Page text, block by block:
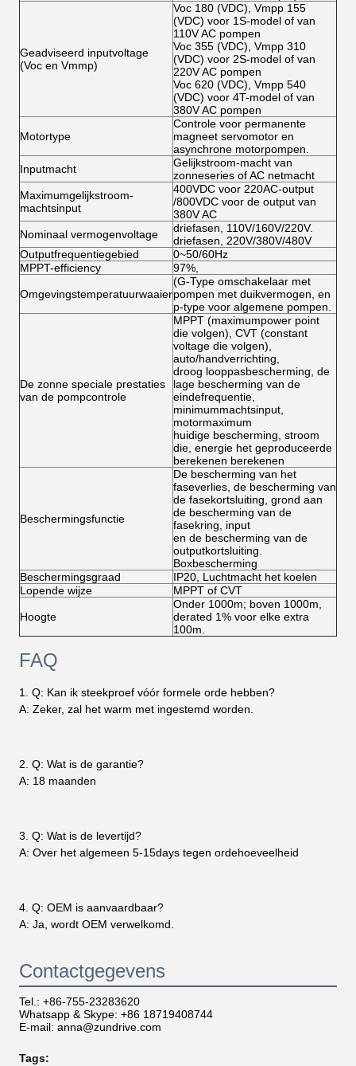
Geadviseerd inputvoltage
(Voc en Vmmp)
Voc 180 (VDC), Vmpp 155
(VDC) voor 1S-model of van
110V AC pompen
Voc 355 (VDC), Vmpp 310
(VDC) voor 2S-model of van
220V AC pompen
Voc 620 (VDC), Vmpp 540
(VDC) voor 4T-model of van
380V AC pompen
Motortype
Controle voor permanente
magneet servomotor en
asynchrone motorpompen.
Inputmacht
Gelijkstroom-macht van
zonneseries of AC netmacht
Maximumgelijkstroom-
machtsinput
400VDC voor 220AC-output
/800VDC voor de output van
380V AC
Nominaal vermogenvoltage
driefasen, 110V/160V/220V.
driefasen, 220V/380V/480V
Outputfrequentiegebied
0~50/60Hz
MPPT-efficiency
97%,
Omgevingstemperatuurwaaier
(G-Type omschakelaar met
pompen met duikvermogen, en
p-type voor algemene pompen.
De zonne speciale prestaties
van de pompcontrole
MPPT (maximumpower point
die volgen), CVT (constant
voltage die volgen),
auto/handverrichting,
droog looppasbescherming, de
lage bescherming van de
eindefrequentie,
minimummachtsinput,
motormaximum
huidige bescherming, stroom
die, energie het geproduceerde
berekenen berekenen
Beschermingsfunctie
De bescherming van het
faseverlies, de bescherming van
de fasekortsluiting, grond aan
de bescherming van de
fasekring, input
en de bescherming van de
outputkortsluiting.
Boxbescherming
Beschermingsgraad
IP20, Luchtmacht het koelen
Lopende wijze
MPPT of CVT
Hoogte
Onder 1000m; boven 1000m,
derated 1% voor elke extra
100m.
FAQ
1. Q: Kan ik steekproef vóór formele orde hebben?
A: Zeker, zal het warm met ingestemd worden.
2. Q: Wat is de garantie?
A: 18 maanden
3. Q: Wat is de levertijd?
A: Over het algemeen 5-15days tegen ordehoeveelheid
4. Q: OEM is aanvaardbaar?
A: Ja, wordt OEM verwelkomd.
Contactgegevens
Tel.: +86-755-23283620
Whatsapp & Skype: +86 18719408744
E-mail: anna@zundrive.com
Tags: